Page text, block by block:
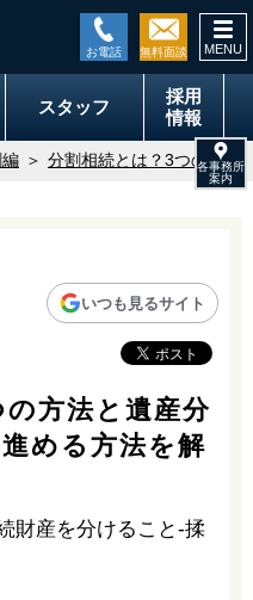
スタッフ
採用
情報
分割相続とは？3つの方法
いつも見るサイト
方法と遺産分
める方法を解